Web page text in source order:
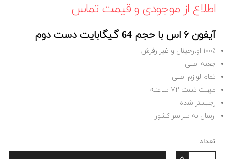
اطلاع از موجودی و قیمت تماس
آیفون ۶ اس با حجم 64 گیگابایت دست دوم
۱۰۰٪ او،رجینال و غیر رفرش
جعبه اصلی
تمام لوازم اصلی
مهلت تست ۷۲ ساعته
رجیستر شده
ارسال به سراسر کشور
تعداد